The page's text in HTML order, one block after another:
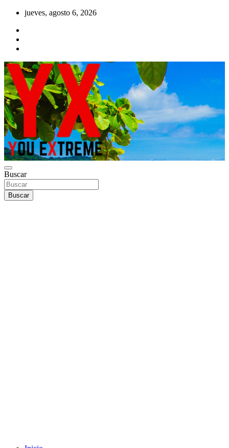
Saltar
contenido
jueves, agosto 6, 2026
YOU EXTREME
YX Deportes Extremos Lifestyle
Buscar
Buscar